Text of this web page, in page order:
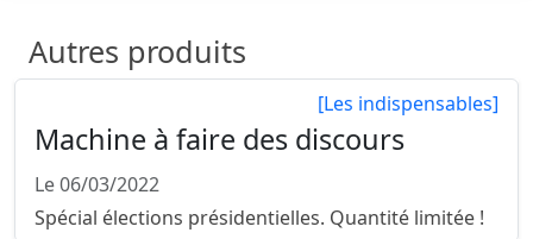
Autres produits
[Les indispensables]
Machine à faire des discours
Le 06/03/2022
Spécial élections présidentielles. Quantité limitée !